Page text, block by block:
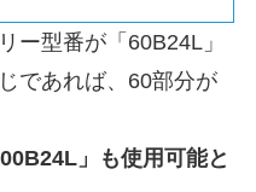
ー型番が「60B24L」
であれば、60部分が
」も使用可能と